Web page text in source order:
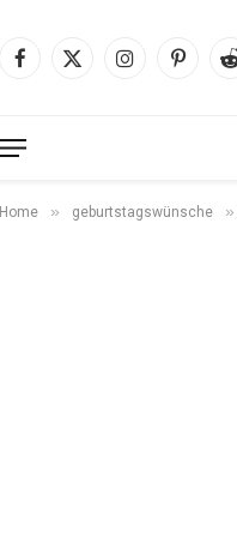
Facebook
X
Instagram
Home » geburtstagswünsche »